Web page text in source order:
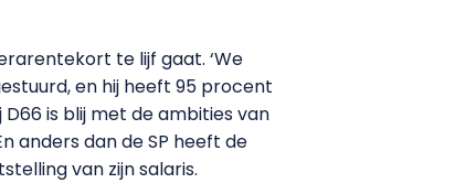
te lijf gaat. ‘We
en hij heeft 95 procent
is blij met de ambities van
anders dan de SP heeft de
van zijn salaris.